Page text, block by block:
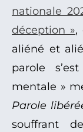
nationale
déception »,
aliéné et
parole
mentale »
Parole
souffrant